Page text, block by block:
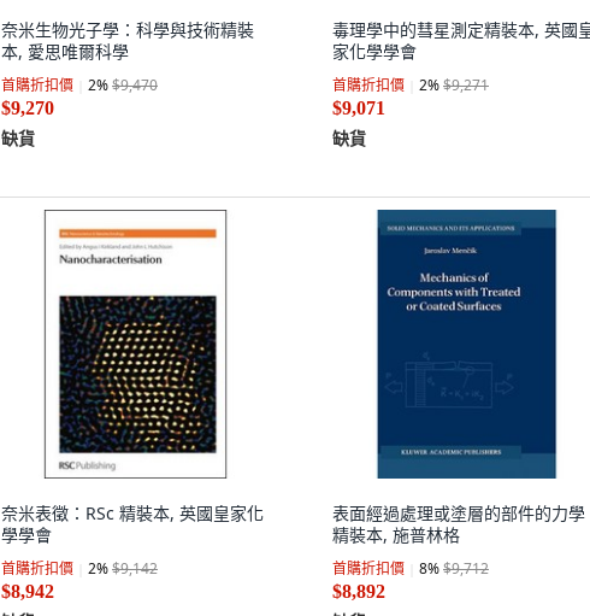
奈米生物光子學：科學與技術精裝
本, 愛思唯爾科學
首購折扣價 2%$9,470
$9,270
缺貨
毒理學中的彗星測定精裝本, 英國
家化學學會
首購折扣價 2%$9,271
$9,071
缺貨
奈米表徵：RSc 精裝本, 英國皇家化
學學會
首購折扣價 2%$9,142
$8,942
表面經過處理或塗層的部件的力學
精裝本, 施普林格
首購折扣價 8%$9,712
$8,892